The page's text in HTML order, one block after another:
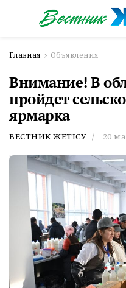
Главная Объявления
Внимание! В
пройдет
ярмарка
ВЕСТНИК ЖЕТІСУ 20